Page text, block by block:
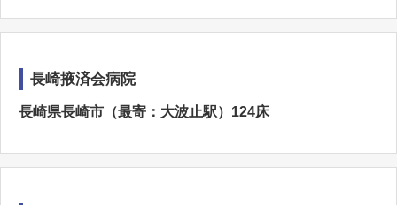
長崎掖済会病院
長崎県長崎市（最寄：大波止駅）124床